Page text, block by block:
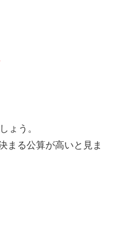
ょう。
まる公算が高いと見ま